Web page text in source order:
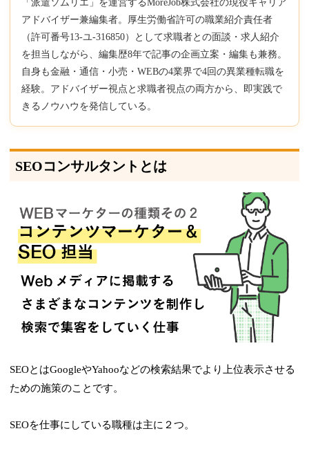
「派遣ソムリエ」を運営するMoreJob株式会社の現役キャリア
アドバイザー兼編集者。厚生労働省許可の職業紹介責任者
（許可番号13-ユ-316850）として求職者との面談・求人紹介
を担当しながら、編集歴8年で記事の企画立案・編集も兼務。
自身も金融・通信・小売・WEBの4業界で4回の異業種転職を
経験。アドバイザー視点と求職者視点の両方から、即実践で
きるノウハウを発信している。
SEOコンサルタントとは
SEOとはGoogleやYahooなどの検索結果でより上位表示させる
ための施策のことです。
SEOを仕事にしている職種は主に２つ。